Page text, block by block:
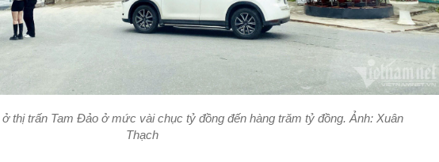
thị trấn Tam Đảo ở mức vài chục tỷ đồng đến hàng trăm tỷ đồng. Ảnh: Xuân
Thạch